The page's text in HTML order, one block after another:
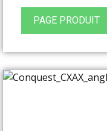
PAGE PRODUIT